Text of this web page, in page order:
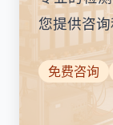
您提供咨询
免费咨询